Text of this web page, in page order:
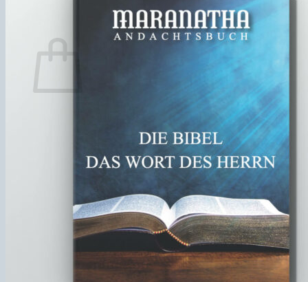
Es befinden sich keine Produkte im Warenkorb.